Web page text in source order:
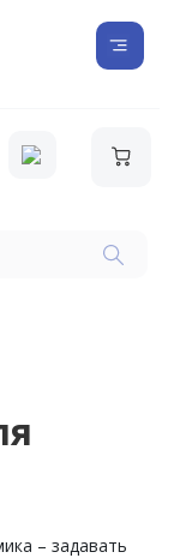
– задавать